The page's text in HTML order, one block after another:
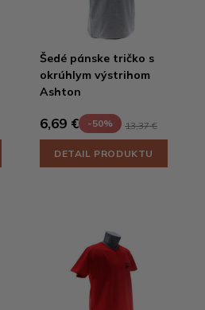
Šedé pánske tričko s
okrúhlym výstrihom
Ashton
6,69 € -50% 13,37 €
DETAIL PRODUKTU